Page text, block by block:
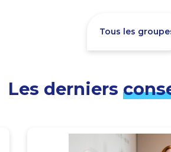
Tous les
Les derniers